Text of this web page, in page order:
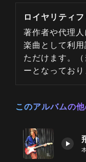
ロイヤリティ
著作者や代理
楽曲として利
ただけます。
ーとなっており
このアルバムの